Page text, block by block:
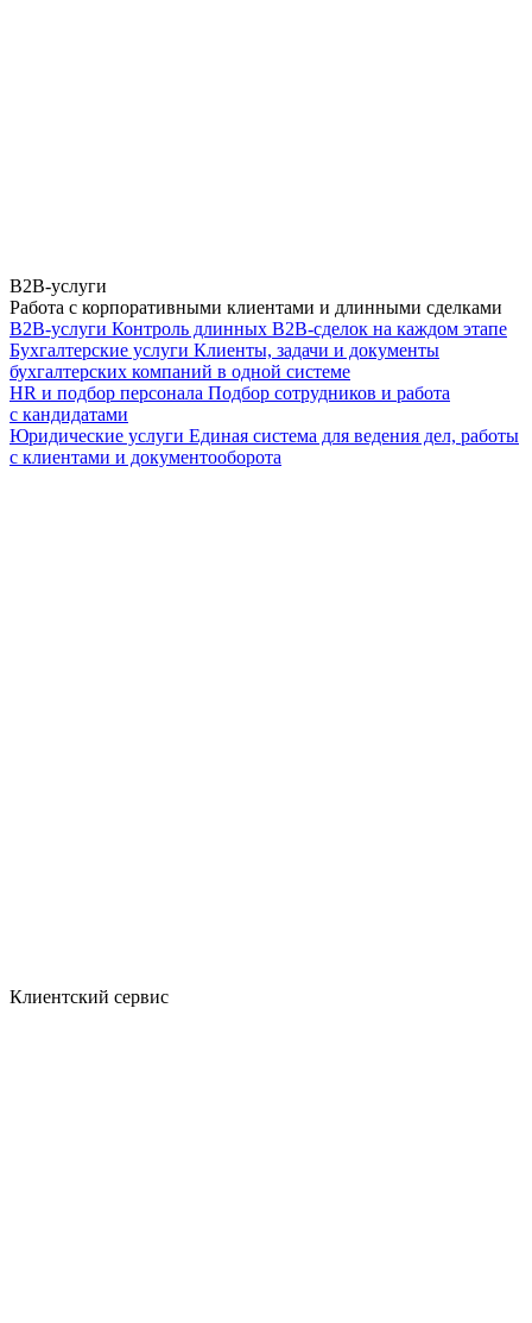
B2B-услуги
Работа с корпоративными клиентами и длинными сделками
B2B-услуги Контроль длинных B2B-сделок на каждом этапе
Бухгалтерские услуги Клиенты, задачи и документы
бухгалтерских компаний в одной системе
HR и подбор персонала Подбор сотрудников и работа
с кандидатами
Юридические услуги Единая система для ведения дел, работы
с клиентами и документооборота
Клиентский сервис